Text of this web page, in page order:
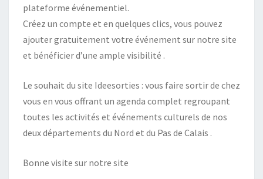
plateforme événementiel.
Créez un compte et en quelques clics, vous pouvez
ajouter gratuitement votre événement sur notre site
et bénéficier d’une ample visibilité .
Le souhait du site Ideesorties : vous faire sortir de chez
vous en vous offrant un agenda complet regroupant
toutes les activités et événements culturels de nos
deux départements du Nord et du Pas de Calais .
Bonne visite sur notre site